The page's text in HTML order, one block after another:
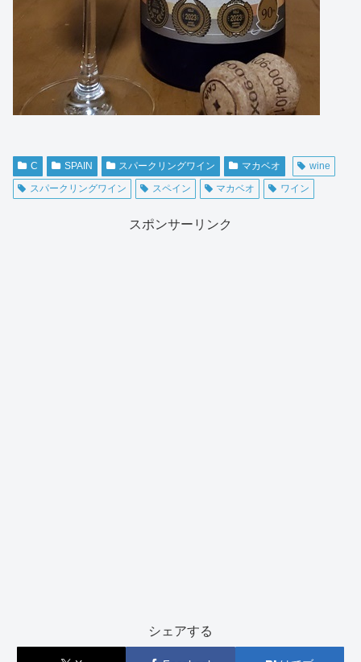
C SPAIN スパークリングワイン マカベオ
wine
スパークリングワイン
スペイン マカベオ ワイン
スポンサーリンク
シェアする